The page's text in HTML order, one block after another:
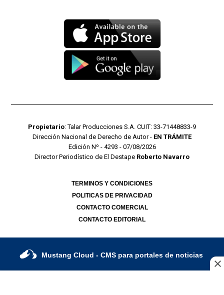
Propietario: Talar Producciones S.A. CUIT: 33-71448833-9
Dirección Nacional de Derecho de Autor - EN TRÁMITE
Edición Nº - 4293 - 07/08/2026
Director Periodístico de El Destape Roberto Navarro
TERMINOS Y CONDICIONES
POLITICAS DE PRIVACIDAD
CONTACTO COMERCIAL
CONTACTO EDITORIAL
Mustang Cloud - CMS para portales de noticias